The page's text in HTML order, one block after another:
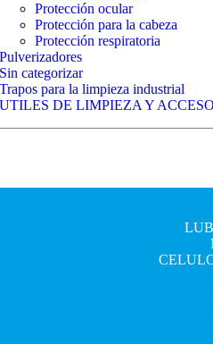
Protección ocular
Protección para la cabeza
Protección respiratoria
Pulverizadores
Sin categorizar
Trapos para la limpieza industrial
UTILES DE LIMPIEZA Y